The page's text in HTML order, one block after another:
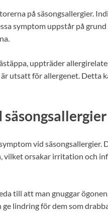
på säsongsallergier.
symptom uppstår på
uppträder
utsatt för allergenet. Detta
vid säsongsallergier.
vilket orsakar irritation och
till att man gnuggar
lindring för dem som